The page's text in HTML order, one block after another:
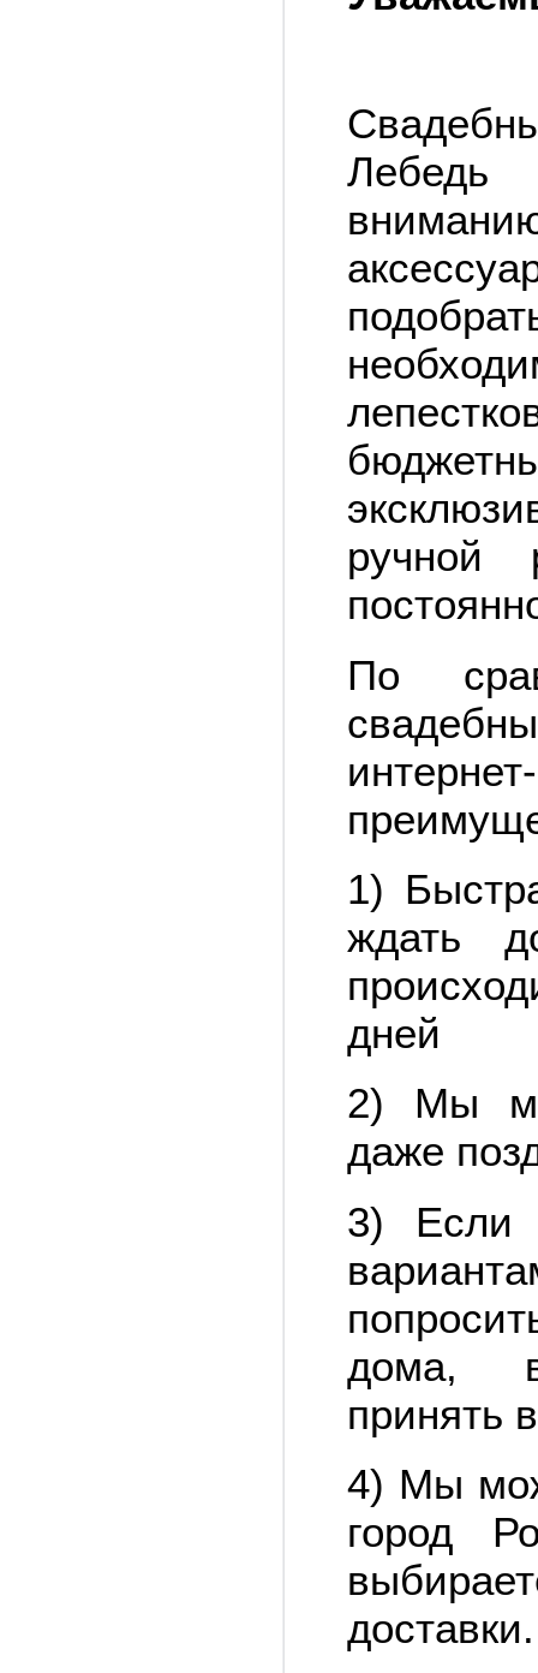
Лебедь
ручной
По
1)
ждать
дней
2) Мы
даже
3) Если
дома, в
принять
4) Мы
город
доставки.